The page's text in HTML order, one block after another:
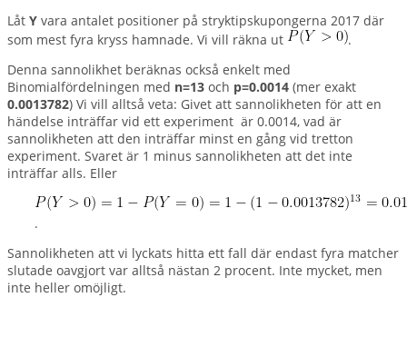
Låt Y vara antalet positioner på stryktipskupongerna 2017 där
som mest fyra kryss hamnade. Vi vill räkna ut
.
Denna sannolikhet beräknas också enkelt med
Binomialfördelningen med n=13 och p=0.0014 (mer exakt
0.0013782) Vi vill alltså veta: Givet att sannolikheten för att en
händelse inträffar vid ett experiment är 0.0014, vad är
sannolikheten att den inträffar minst en gång vid tretton
experiment. Svaret är 1 minus sannolikheten att det inte
inträffar alls. Eller
.
Sannolikheten att vi lyckats hitta ett fall där endast fyra matcher
slutade oavgjort var alltså nästan 2 procent. Inte mycket, men
inte heller omöjligt.